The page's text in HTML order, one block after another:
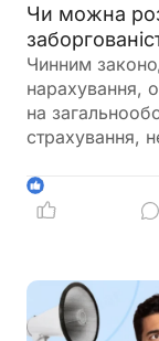
Чи можна
Чинним
нарахування,
на
страхування,
внеску
1